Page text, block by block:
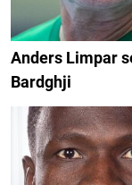
Anders Limpar
Bardghji